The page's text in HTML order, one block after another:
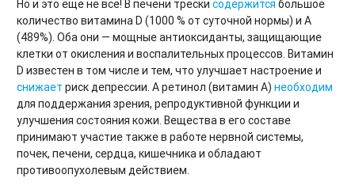
Но и это ещё не всё! В печени трески содержится большое
количество витамина D (1000 % от суточной нормы) и А
(489%). Оба они — мощные антиоксиданты, защищающие
клетки от окисления и воспалительных процессов. Витамин
D известен в том числе и тем, что улучшает настроение и
снижает риск депрессии. А ретинол (витамин А) необходим
для поддержания зрения, репродуктивной функции и
улучшения состояния кожи. Вещества в его составе
принимают участие также в работе нервной системы,
почек, печени, сердца, кишечника и обладают
противоопухолевым действием.